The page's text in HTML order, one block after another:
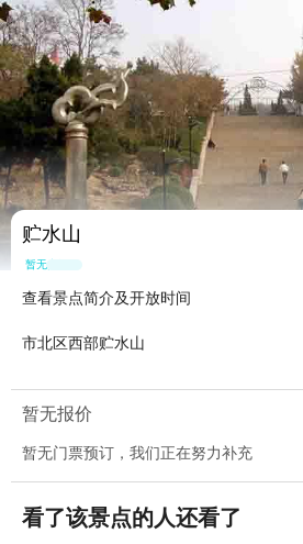
贮水山
暂无点评
查看景点简介及开放时间
市北区西部贮水山
暂无报价
暂无门票预订，我们正在努力补充
看了该景点的人还看了
